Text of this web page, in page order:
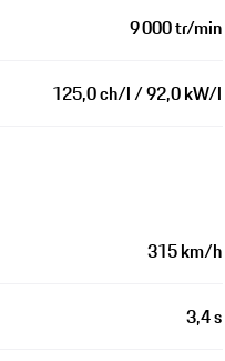
9 000 tr/min
125,0 ch/l / 92,0 kW/l
315 km/h
3,4 s